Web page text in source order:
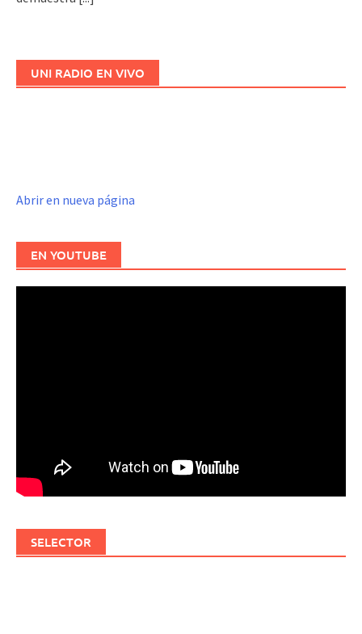
UNI RADIO EN VIVO
Abrir en nueva página
EN YOUTUBE
SELECTOR